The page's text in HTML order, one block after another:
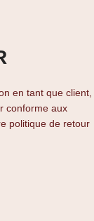
en tant que client,
conforme aux
politique de retour